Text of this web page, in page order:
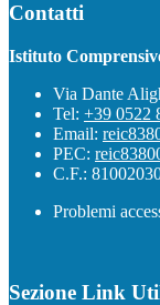
Contatti
Istituto
Via Dante
Tel: +39 0522
Email:
PEC:
C.F.:
Problemi
Sezione Link